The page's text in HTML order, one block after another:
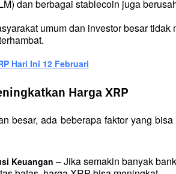
dan berbagai stablecoin juga
umum dan investor besar
Hari Ini 12 Februari
Harga XRP
besar, ada beberapa faktor yang
Keuangan – Jika semakin banyak